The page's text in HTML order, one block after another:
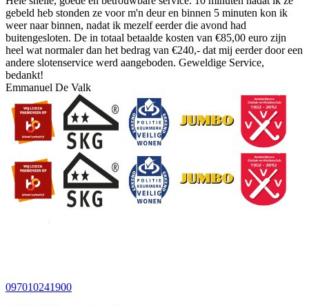
gebeld heb stonden ze voor m'n deur en binnen 5 minuten kon ik
weer naar binnen, nadat ik mezelf eerder die avond had
buitengesloten. De in totaal betaalde kosten van €85,00 euro zijn
heel wat normaler dan het bedrag van €240,- dat mij eerder door een
andere slotenservice werd aangeboden. Geweldige Service,
bedankt!
Emmanuel De Valk
097010241900